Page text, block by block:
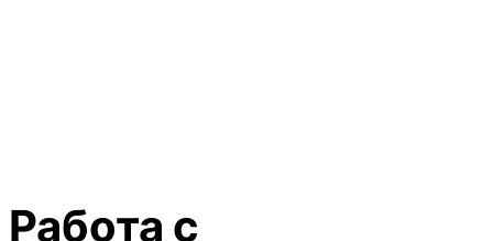
Работа с